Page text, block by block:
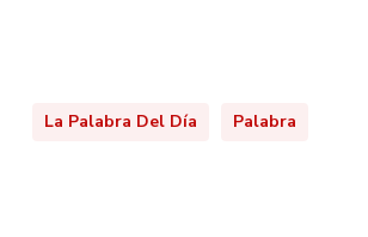
La Palabra Del Día Palabra